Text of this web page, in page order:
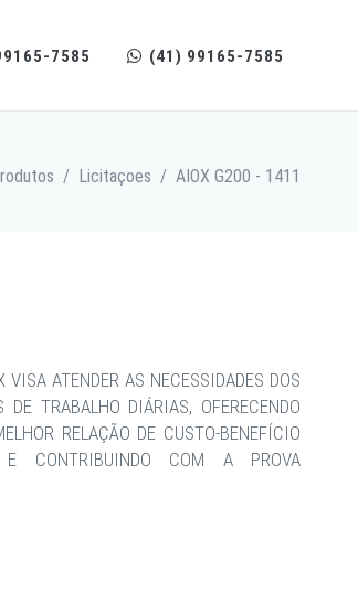
7585 (41) 99165-7585
/ Licitaçoes / AIOX G200 - 1411
ATENDER AS NECESSIDADES DOS
TRABALHO DIÁRIAS, OFERECENDO
RELAÇÃO DE CUSTO-BENEFÍCIO
E CONTRIBUINDO COM A PROVA